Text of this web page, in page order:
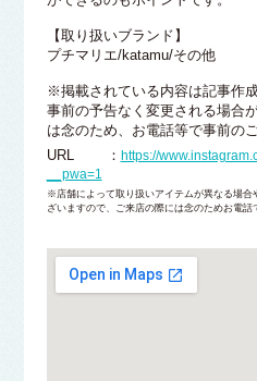
【取り扱いブランド】
プチマリエ/katamu/その他
※掲載されている内容は記事作
事前の予告なく変更される場合
は念のため、お電話等で事前の
URL ： https://
__pwa=1
※店舗によって取り扱いアイテムが異なる場合
ざいますので、ご来店の際には念のためお電話